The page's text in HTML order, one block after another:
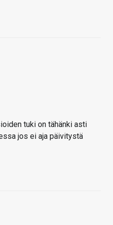
tuki on tähänki asti
jos ei aja päivitystä